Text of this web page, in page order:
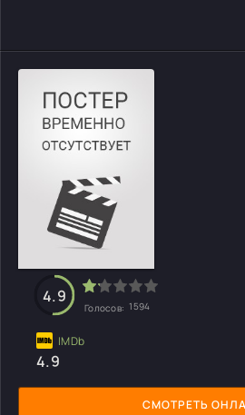
СМОТРЕТЬ
4.9
Голосов: 1594
4.9